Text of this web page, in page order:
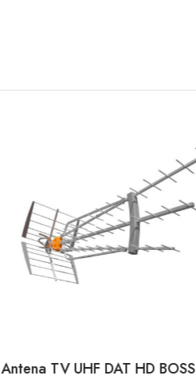
Antena TV UHF DAT HD BOSS